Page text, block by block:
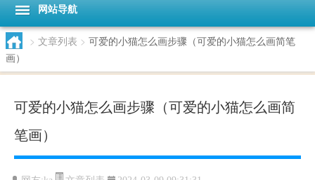
网站导航
> 文章列表 > 可爱的小猫怎么画步骤（可爱的小猫怎么画简笔
画）
可爱的小猫怎么画步骤（可爱的小猫怎么画简
笔画）